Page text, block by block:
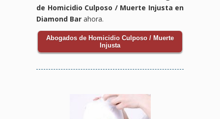
de Homicidio Culposo / Muerte Injusta en
Diamond Bar ahora.
Abogados de Homicidio Culposo / Muerte
Injusta